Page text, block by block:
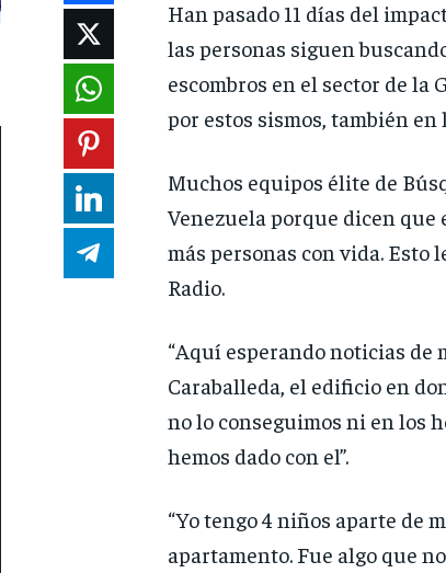
Han pasado 11 días del
las personas siguen
escombros en el sector de la
por estos sismos, también
Muchos equipos élite de
Venezuela porque dicen que
más personas con vida. Esto
Radio.
“Aquí esperando noticias de
Caraballeda, el edificio en
no lo conseguimos ni en los
hemos dado con el”.
“Yo tengo 4 niños aparte de
apartamento. Fue algo que